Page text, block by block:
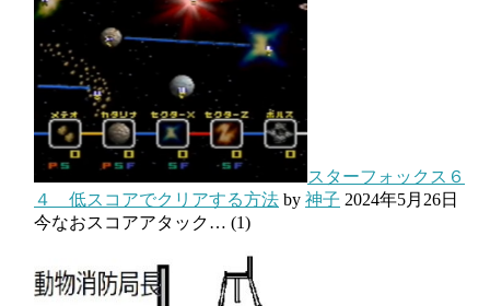
スターフォックス６
４ 低スコアでクリアする方法 by 神子 2024年5月26日
今なおスコアアタック… (1)